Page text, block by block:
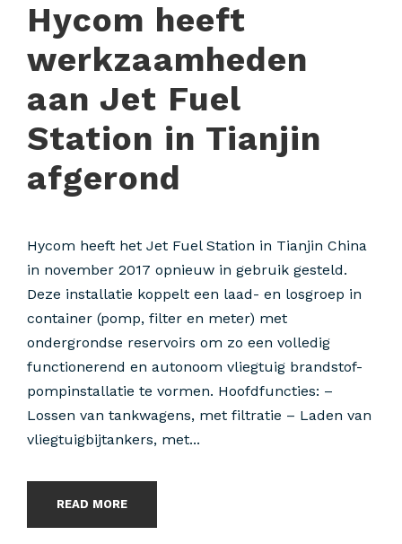
Hycom heeft
werkzaamheden
aan Jet Fuel
Station in Tianjin
afgerond
Hycom heeft het Jet Fuel Station in Tianjin China
in november 2017 opnieuw in gebruik gesteld.
Deze installatie koppelt een laad- en losgroep in
container (pomp, filter en meter) met
ondergrondse reservoirs om zo een volledig
functionerend en autonoom vliegtuig brandstof-
pompinstallatie te vormen. Hoofdfuncties: –
Lossen van tankwagens, met filtratie – Laden van
vliegtuigbijtankers, met...
READ MORE